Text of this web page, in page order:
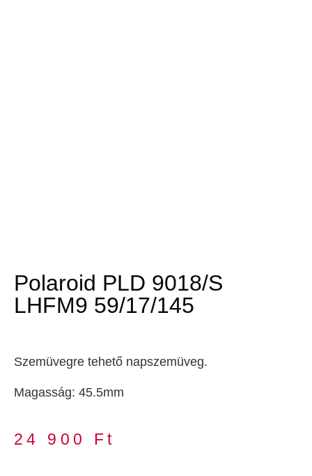
Polaroid PLD 9018/S
LHFM9 59/17/145
Szemüvegre tehető napszemüveg.
Magasság: 45.5mm
24 900 Ft